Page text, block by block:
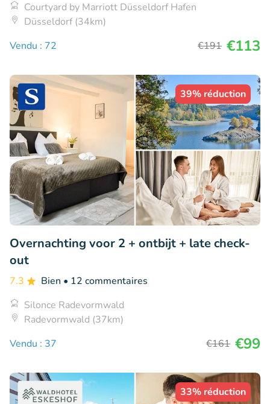
Courtyard by Marriott Düsseldorf Hafen
Düsseldorf (34km)
Vendu : 72
€191 €113
39% réduction
Overnachting voor 2 + ontbijt + late check-
out
7.3 Bien • 12 commentaires
Silonce Radevormwald
Radevormwald (37km)
Vendu : 37
€161 €99
33% réduction